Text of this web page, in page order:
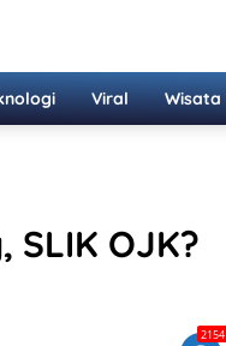
Viral Wisata
SLIK OJK?
2154